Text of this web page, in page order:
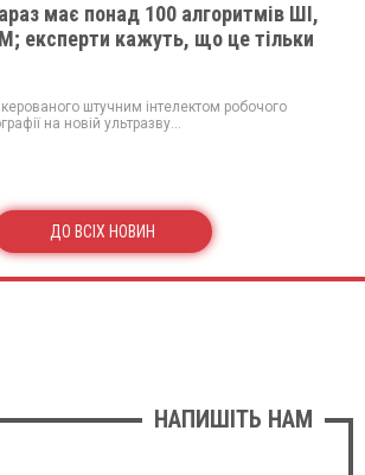
має понад 100 алгоритмів ШІ,
експерти кажуть, що це тільки
штучним інтелектом робочого
на новій ультразву...
ДО ВСІХ НОВИН
НАПИШІТЬ НАМ